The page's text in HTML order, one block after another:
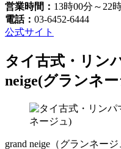
営業時間： 13時00分～22
電話： 03-6452-6444
公式サイト
タイ古式・リン
neige(グランネ
grand neige（グランネー